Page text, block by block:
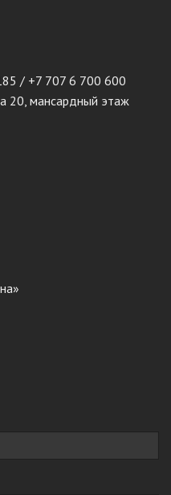
/ +7 707 6 700 600
20, мансардный этаж